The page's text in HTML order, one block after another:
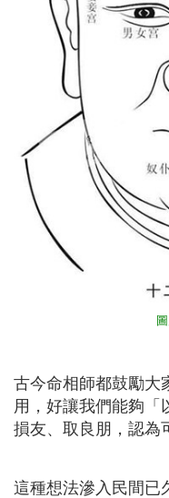
古今命相師都鼓勵大
用，好讓我們能夠「
損友、取良朋，認為
這種想法滲入民間已